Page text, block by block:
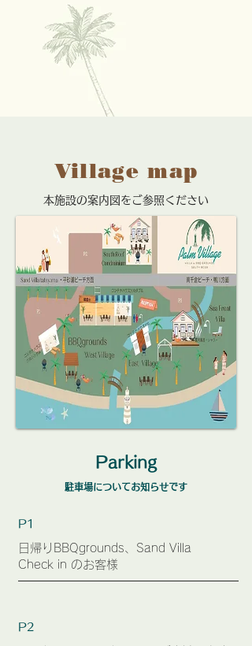
Village map
本施設の案内図をご参照ください
Parking
駐車場についてお知らせです
P1
日帰りBBQgrounds、Sand Villa
​Check in のお客様
P2